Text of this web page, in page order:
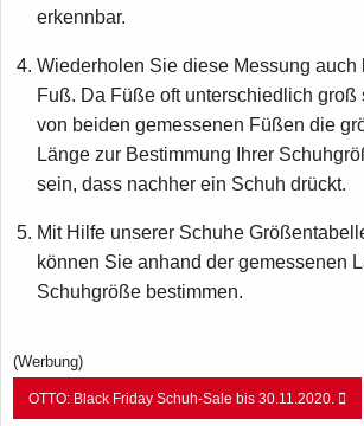
erkennbar.
Wiederholen Sie diese Messung auch
Fuß. Da Füße oft unterschiedlich groß
von beiden gemessenen Füßen die
Länge zur Bestimmung Ihrer
sein, dass nachher ein Schuh drückt.
Mit Hilfe unserer Schuhe
können Sie anhand der gemessenen
Schuhgröße bestimmen.
(Werbung)
OTTO: Black Friday Schuh-Sale bis 30.11.2020.